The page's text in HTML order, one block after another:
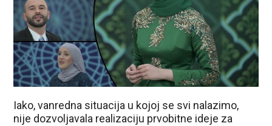
Iako, vanredna situacija u kojoj se svi nalazimo,
nije dozvoljavala realizaciju prvobitne ideje za